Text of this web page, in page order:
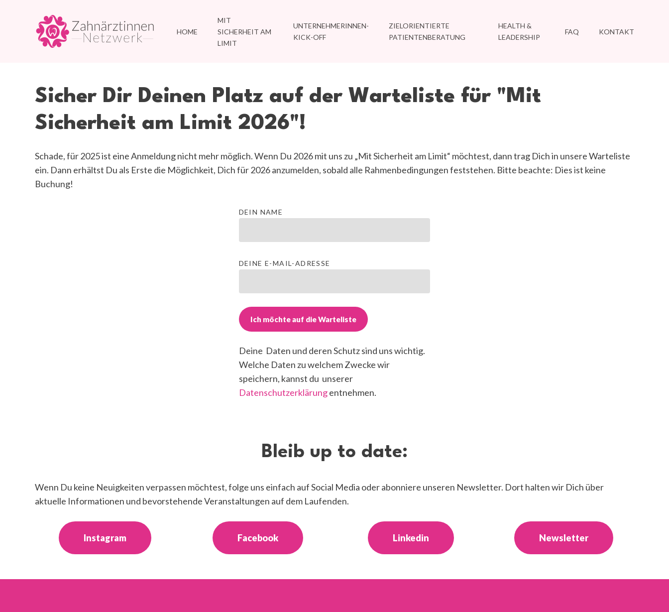
HOME
MIT
SICHERHEIT AM
LIMIT
UNTERNEHMERINNEN-
KICK-OFF
ZIELORIENTIERTE
PATIENTENBERATUNG
HEALTH &
LEADERSHIP
FAQ KONTAKT
Sicher Dir Deinen Platz auf der Warteliste für "Mit
Sicherheit am Limit 2026"!
Schade, für 2025 ist eine Anmeldung nicht mehr möglich. Wenn Du 2026 mit uns zu „Mit Sicherheit am Limit“ möchtest, dann trag Dich in unsere Warteliste
ein. Dann erhältst Du als Erste die Möglichkeit, Dich für 2026 anzumelden, sobald alle Rahmenbedingungen feststehen. Bitte beachte: Dies ist keine
Buchung!
DEIN NAME
DEINE E-MAIL-ADRESSE
Deine Daten und deren Schutz sind uns wichtig.
Welche Daten zu welchem Zwecke wir
speichern, kannst du unserer
Datenschutzerklärungentnehmen.
Bleib up to date:
Wenn Du keine Neuigkeiten verpassen möchtest, folge uns einfach auf Social Media oder abonniere unseren Newsletter. Dort halten wir Dich über
aktuelle Informationen und bevorstehende Veranstaltungen auf dem Laufenden.
Instagram Facebook Linkedin Newsletter